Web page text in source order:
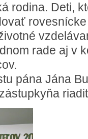
rodina. Deti,
rade aj v
pána Jána